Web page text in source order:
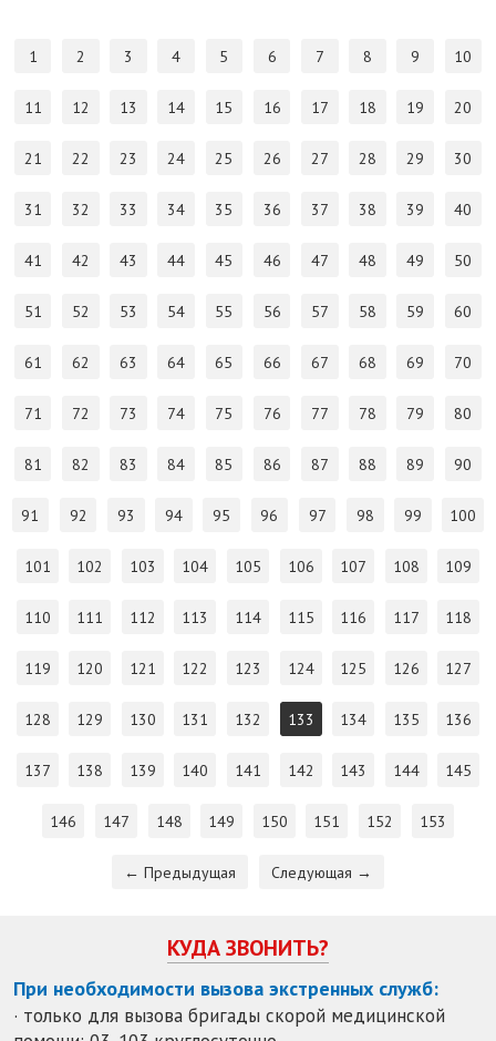
1 2 3 4 5 6 7 8 9 10
11 12 13 14 15 16 17 18 19 20
21 22 23 24 25 26 27 28 29 30
31 32 33 34 35 36 37 38 39 40
41 42 43 44 45 46 47 48 49 50
51 52 53 54 55 56 57 58 59 60
61 62 63 64 65 66 67 68 69 70
71 72 73 74 75 76 77 78 79 80
81 82 83 84 85 86 87 88 89 90
91 92 93 94 95 96 97 98 99 100
101 102 103 104 105 106 107 108 109
110 111 112 113 114 115 116 117 118
119 120 121 122 123 124 125 126 127
128 129 130 131 132 133 134 135 136
137 138 139 140 141 142 143 144 145
146 147 148 149 150 151 152 153
← Предыдущая Следующая →
КУДА ЗВОНИТЬ?
При необходимости вызова экстренных служб:
· только для вызова бригады скорой медицинской